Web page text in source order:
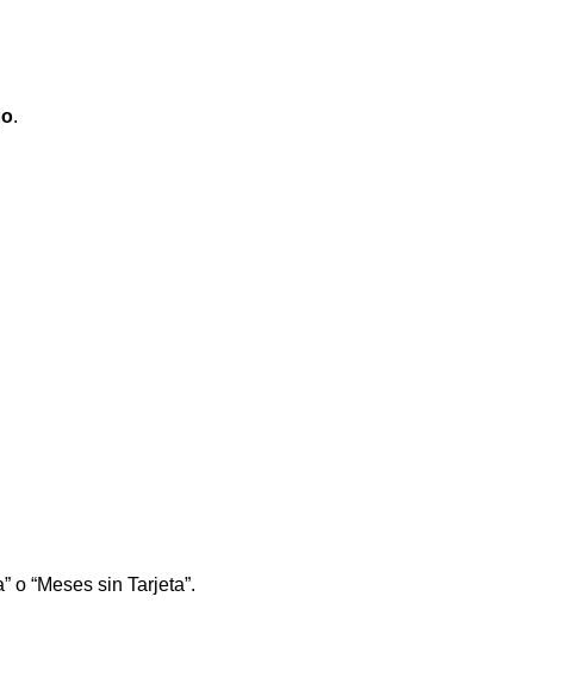
.
o “Meses sin Tarjeta”.